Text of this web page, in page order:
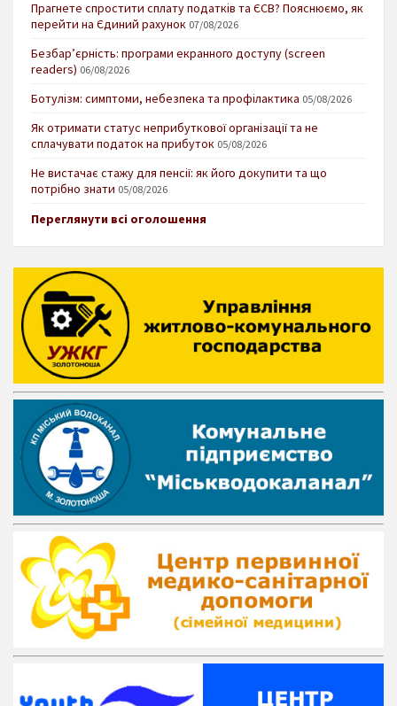
Прагнете спростити сплату податків та ЄСВ? Пояснюємо, як
перейти на Єдиний рахунок 07/08/2026
Безбар’єрність: програми екранного доступу (screen
readers) 06/08/2026
Ботулізм: симптоми, небезпека та профілактика 05/08/2026
Як отримати статус неприбуткової організації та не
сплачувати податок на прибуток 05/08/2026
Не вистачає стажу для пенсії: як його докупити та що
потрібно знати 05/08/2026
Переглянути всі оголошення